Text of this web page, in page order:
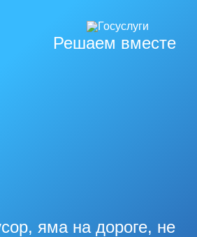
Решаем вместе
яма на дороге, не